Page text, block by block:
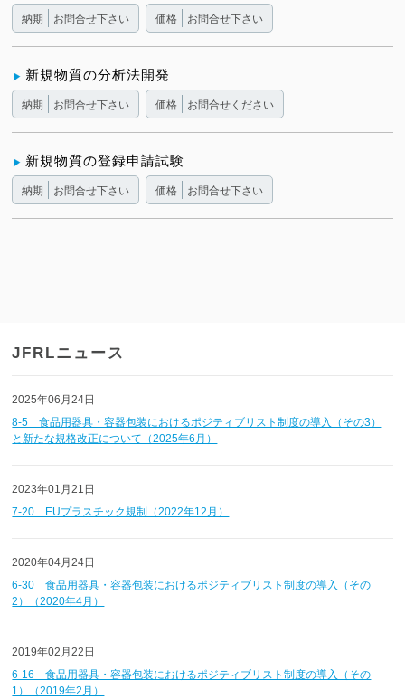
納期 お問合せ下さい 価格 お問合せ下さい
新規物質の分析法開発
納期 お問合せ下さい 価格 お問合せください
新規物質の登録申請試験
納期 お問合せ下さい 価格 お問合せ下さい
JFRLニュース
2025年06月24日
8-5 食品用器具・容器包装におけるポジティブリスト制度の導入（その3）
と新たな規格改正について（2025年6月）
2023年01月21日
7-20 EUプラスチック規制（2022年12月）
2020年04月24日
6-30 食品用器具・容器包装におけるポジティブリスト制度の導入（その
2）（2020年4月）
2019年02月22日
6-16 食品用器具・容器包装におけるポジティブリスト制度の導入（その
1）（2019年2月）